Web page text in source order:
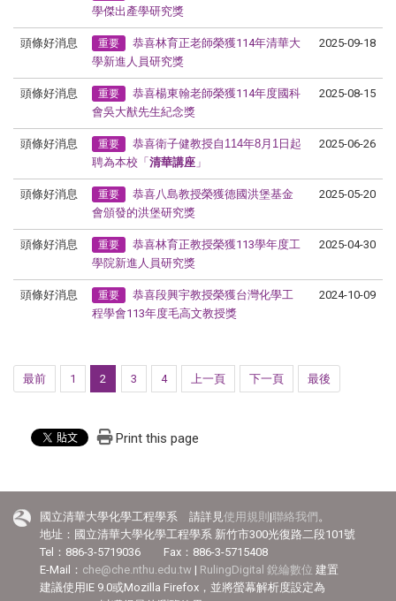
學傑出產學研究獎
頭條好消息 重要 恭喜林育正老師榮獲114年清華大
學新進人員研究獎
2025-09-18
頭條好消息 重要
恭喜楊東翰老師榮獲114年度國科
會吳大猷先生紀念獎
2025-08-15
頭條好消息 重要 恭喜衛子健教授自 114年8 月 1 日起
聘為本校「 清華講座 」
2025-06-26
頭條好消息 重要 恭喜八島教授榮獲德國洪堡基金
會頒發的洪堡研究獎
2025-05-20
頭條好消息 重要
恭喜林育正教授榮獲113學年度工
學院新進人員研究獎
2025-04-30
頭條好消息 重要
恭喜段興宇教授榮獲台灣化學工
程學會113年度毛高文教授獎
2024-10-09
最前 1 2 3 4 上一頁 下一頁 最後
Print this page
國立清華大學化學工程學系 請詳見使用規則 |聯絡我們 。
地址：國立清華大學化學工程學系 新竹市300光復路二段101號
Tel：886-3-5719036 Fax：886-3-5715408
E-Mail： che@che.nthu.edu.tw | RulingDigital 銳綸數位 建置
建議使用IE 9.0或Mozilla Firefox，並將螢幕解析度設定為